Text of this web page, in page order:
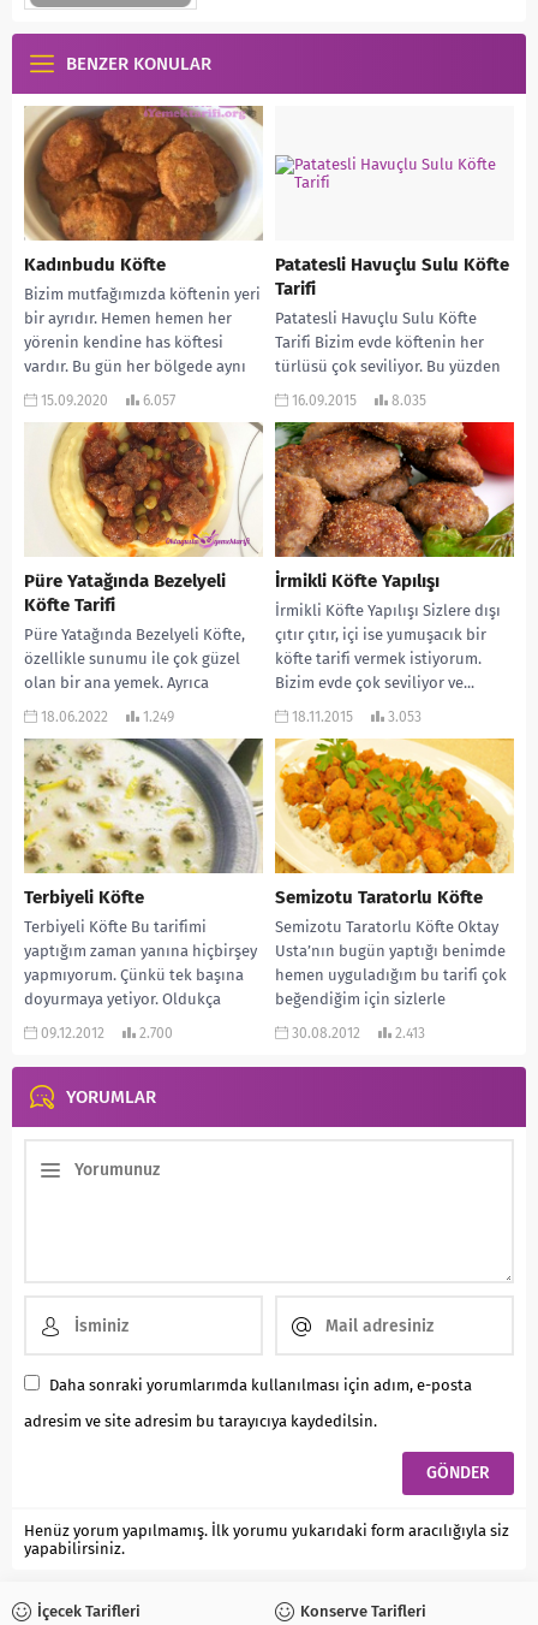
BENZER KONULAR
Kadınbudu Köfte
Bizim mutfağımızda köftenin yeri
bir ayrıdır. Hemen hemen her
yörenin kendine has köftesi
vardır. Bu gün her bölgede aynı
yapılan...
15.09.2020 6.057
Patatesli Havuçlu Sulu Köfte
Tarifi
Patatesli Havuçlu Sulu Köfte
Tarifi Bizim evde köftenin her
türlüsü çok seviliyor. Bu yüzden
evde çok sık köfte pişirilir. Bu...
16.09.2015 8.035
Püre Yatağında Bezelyeli
Köfte Tarifi
Püre Yatağında Bezelyeli Köfte,
özellikle sunumu ile çok güzel
olan bir ana yemek. Ayrıca
yapılışı kolay ve çok da lezzetli...
18.06.2022 1.249
İrmikli Köfte Yapılışı
İrmikli Köfte Yapılışı Sizlere dışı
çıtır çıtır, içi ise yumuşacık bir
köfte tarifi vermek istiyorum.
Bizim evde çok seviliyor ve...
18.11.2015 3.053
Terbiyeli Köfte
Terbiyeli Köfte Bu tarifimi
yaptığım zaman yanına hiçbirşey
yapmıyorum. Çünkü tek başına
doyurmaya yetiyor. Oldukça
besleyici ve yapımı da çok...
09.12.2012 2.700
Semizotu Taratorlu Köfte
Semizotu Taratorlu Köfte Oktay
Usta’nın bugün yaptığı benimde
hemen uyguladığım bu tarifi çok
beğendiğim için sizlerle
paylaşmak istedim…İçinde
30.08.2012 2.413
YORUMLAR
Daha sonraki yorumlarımda kullanılması için adım, e-posta
adresim ve site adresim bu tarayıcıya kaydedilsin.
Henüz yorum yapılmamış. İlk yorumu yukarıdaki form aracılığıyla siz
yapabilirsiniz.
İçecek Tarifleri Konserve Tarifleri